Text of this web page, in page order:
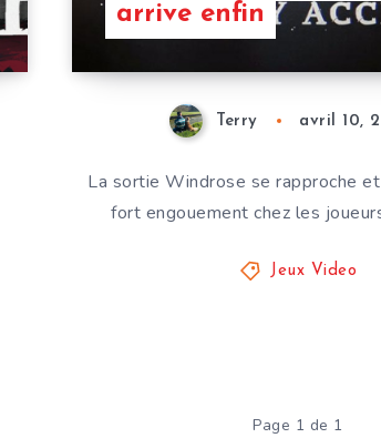
arrive enfin
Terry avril 10,
La sortie Windrose se rapproche
fort engouement chez les
Jeux Video
Page 1 de 1